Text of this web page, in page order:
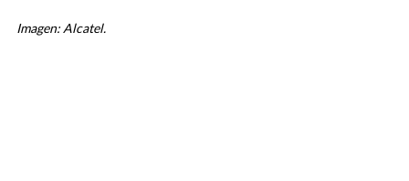
Imagen: Alcatel.